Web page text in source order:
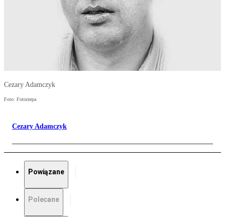
Cezary Adamczyk
Foto: Fotorzepa
Cezary Adamczyk
Powiązane
Polecane